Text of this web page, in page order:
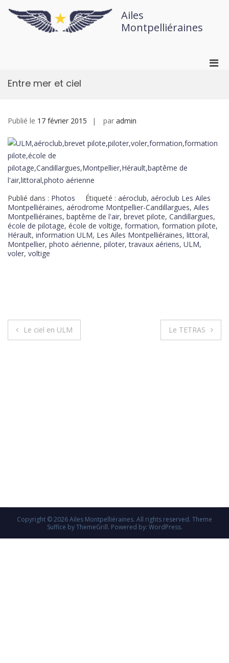
Ailes
Montpelliéraines
Entre mer et ciel
Publié le 17 février 2015 par admin
Publié dans : Photos Étiqueté : aéroclub, aéroclub Les Ailes
Montpelliéraines, aérodrome Montpellier-Candillargues, Ailes
Montpelliéraines, baptême de l'air, brevet pilote, Candillargues,
école de pilotage, école de voltige, formation, formation pilote,
Hérault, information ULM, Les Ailes Montpelliéraines, littoral,
Montpellier, photo aérienne, piloter,travaux aériens, ULM,
voler, voltige
Le ciel en ULM Le TETRAS
Copyright © 2026Ailes Montpelliéraines. All rights reserved. Theme
Suffice by ThemeGrill. Powered by: WordPress.